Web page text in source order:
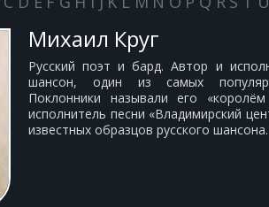
Михаил Круг
Русский поэт и бард. Автор и
шансон, один из самых
Поклонники называли его
исполнитель песни «Владимирский
известных образцов русского шансона.